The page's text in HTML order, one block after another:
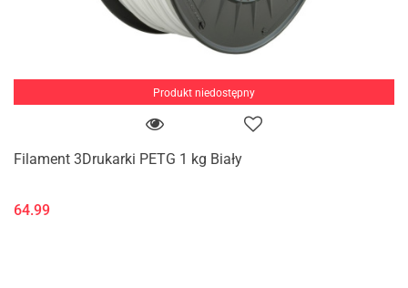
Produkt niedostępny
Filament 3Drukarki PETG 1 kg Biały
64.99